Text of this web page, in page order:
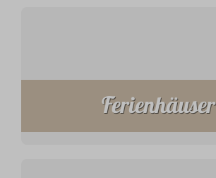
Ferienhäuser